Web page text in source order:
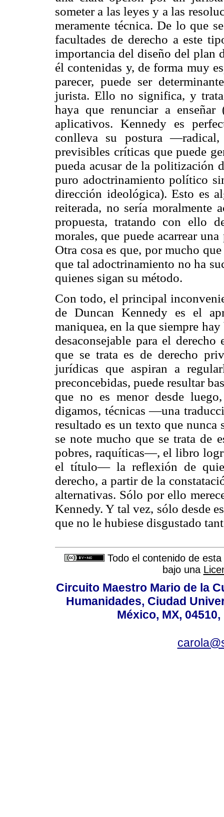
someter a las leyes y a las
meramente técnica. De lo que
facultades de derecho a este
importancia del diseño del plan
él contenidas y, de forma muy
parecer, puede ser
jurista. Ello no significa, y
haya que renunciar a enseñar
aplicativos. Kennedy es
conlleva su postura
previsibles críticas que puede
pueda acusar de la politización
puro adoctrinamiento político
dirección ideológica). Esto es
reiterada, no sería moralmente
propuesta, tratando con ello
morales, que puede acarrear
Otra cosa es que, por mucho
que tal adoctrinamiento no ha
quienes sigan su método.
Con todo, el principal
de Duncan Kennedy es el
maniquea, en la que siempre
desaconsejable para el
que se trata es de derecho
jurídicas que aspiran a
preconcebidas, puede resultar
que no es menor desde
digamos, técnicas —una
resultado es un texto que
se note mucho que se trata de
pobres, raquíticas—, el libro
el título— la reflexión de
derecho, a partir de la
alternativas. Sólo por ello
Kennedy. Y tal vez, sólo desde
que no le hubiese disgustado
Todo el contenido de
bajo una
Circuito Maestro Mario de la
Humanidades, Ciudad
México, MX,